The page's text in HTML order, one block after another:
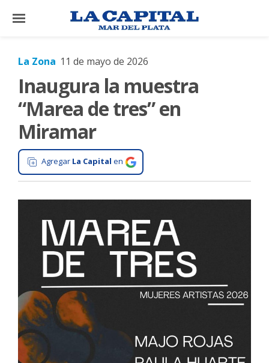
×
País
El
Mundo
La
Zona
Tecnología
Gastronomía
Interés
General
La
Ciudad
Deportes
La Zona 11 de mayo de 2026
Inaugura la muestra
“Marea de tres” en
Miramar
Agregar La Capital en